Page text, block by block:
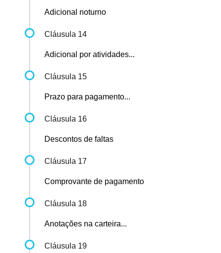
Adicional noturno
Cláusula 14
Adicional por atividades...
Cláusula 15
Prazo para pagamento...
Cláusula 16
Descontos de faltas
Cláusula 17
Comprovante de pagamento
Cláusula 18
Anotações na carteira...
Cláusula 19